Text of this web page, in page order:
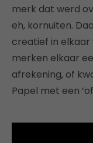
merk dat werd
eh, kornuiten.
creatief in elkaar
merken elkaar
afrekening, of
Papel met een